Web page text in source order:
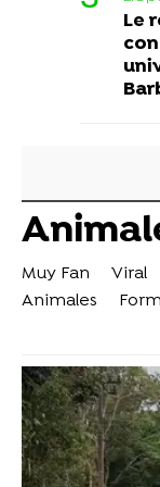
Le
Muy Fan Viral
Animales